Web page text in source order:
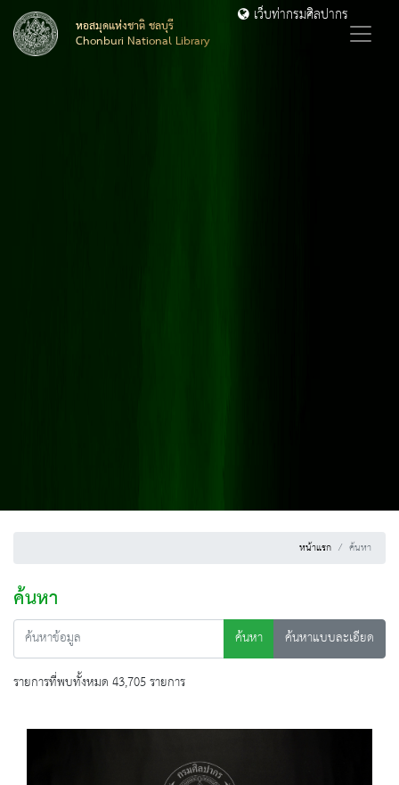
หอสมุดแห่งชาติ ชลบุรี
Chonburi National Library
เว็บท่ากรมศิลปากร
หน้าแรก ค้นหา
ค้นหา
ค้นหา
ค้นหาแบบละเอียด
รายการที่พบทั้งหมด 43,705 รายการ